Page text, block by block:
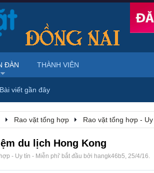
Rao vặt tổng hợp Rao vặt tổng hợp -
du lịch Hong Kong
- Uy tín - Miễn phí' bắt đầu bởi hangk46b5, 25/4/16.
ĐÀN
Bài viết gần đây
THÀNH VIÊN